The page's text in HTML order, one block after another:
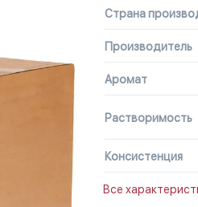
Страна
Производитель
Аромат
Растворимость
Консистенция
Все